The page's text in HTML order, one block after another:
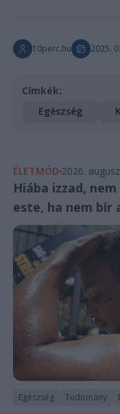
10perc.hu 2025.
Címkék:
Egészség
ÉLETMÓD 2026.
Hiába izzad,
este, ha nem bír
Egészség Tudomány